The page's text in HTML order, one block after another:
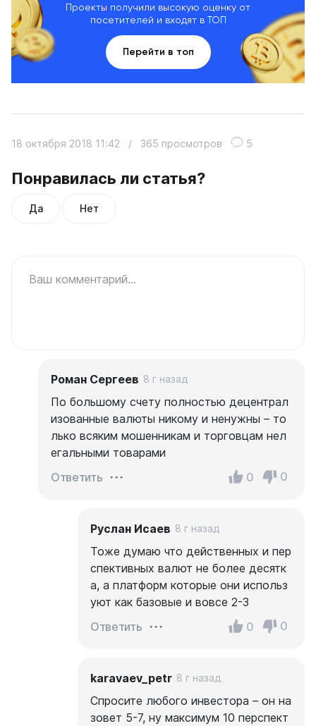
Проекты получили высокую оценку от
посетителей и входят в ТОП
Перейти в топ
Понравилась ли статья?
Да Нет
18 октября 2018 11:42 / 365 просмотров 5
Ваш комментарий...
Роман Сергеев 8 г назад
По большому счету полностью децентрал
изованные валюты никому и ненужны – то
лько всяким мошенникам и торговцам нел
егальными товарами
Ответить
0 0
Руслан Исаев 8 г назад
Тоже думаю что действенных и пер
спективных валют не более десятк
а, а платформ которые они использ
уют как базовые и вовсе 2-3
Ответить
0 0
karavaev_petr 8 г назад
Спросите любого инвестора – он на
зовет 5-7, ну максимум 10 перспект